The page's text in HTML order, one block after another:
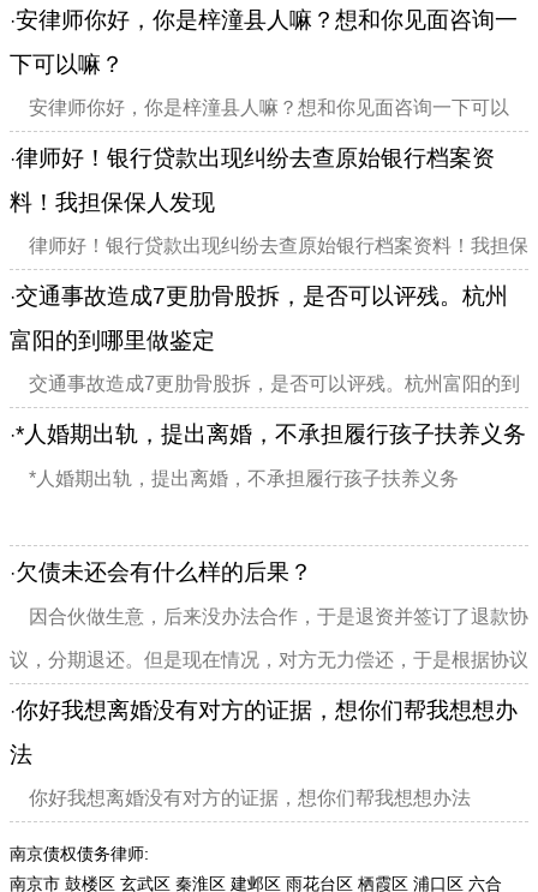
我没拿，我等他给我租金我再收钥匙。那我租金可以顺延到收
钥匙那天吗？就是他得给齐我截止钥匙给我的那天租金吗？我
们合同去年就到期了，租客不同意签合同，但...
·安律师你好，你是梓潼县人嘛？想和你见面咨询一
下可以嘛？
安律师你好，你是梓潼县人嘛？想和你见面咨询一下可以
嘛？
·律师好！银行贷款出现纠纷去查原始银行档案资
料！我担保保人发现
律师好！银行贷款出现纠纷去查原始银行档案资料！我担保
保人发现一银行人员擅自修改合同！二银行的调查报告审批贷
款人是0担保，但是银行版的贷款人实际是担保165万！银行
作假三:贷款人的提供的两张投资证明不翼而飞...
·交通事故造成7更肋骨股拆，是否可以评残。杭州
富阳的到哪里做鉴定
交通事故造成7更肋骨股拆，是否可以评残。杭州富阳的到
哪里做鉴定
·*人婚期出轨，提出离婚，不承担履行孩子扶养义务
*人婚期出轨，提出离婚，不承担履行孩子扶养义务
·欠债未还会有什么样的后果？
因合伙做生意，后来没办法合作，于是退资并签订了退款协
议，分期退还。但是现在情况，对方无力偿还，于是根据协议
用设备抵押，问题是抵押后还差几千，对方只能答应明年分期
还，但我方已对他失去信任了，我方一直在...
·你好我想离婚没有对方的证据，想你们帮我想想办
法
你好我想离婚没有对方的证据，想你们帮我想想办法
南京债权债务律师:
南京市 鼓楼区 玄武区 秦淮区 建邺区 雨花台区 栖霞区 浦口区 六合